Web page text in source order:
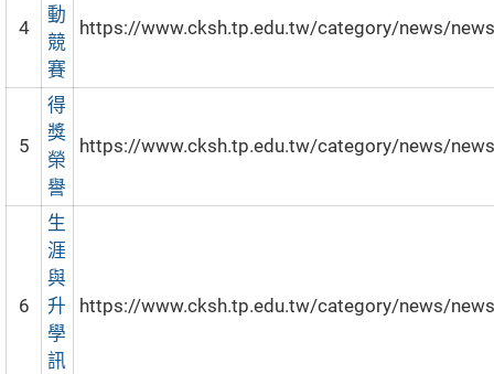
4
動
競
賽
https://www.cksh.tp.edu.tw/category/news/
5
得
獎
榮
譽
https://www.cksh.tp.edu.tw/category/news/
6
生
涯
與
升
學
訊
https://www.cksh.tp.edu.tw/category/news/